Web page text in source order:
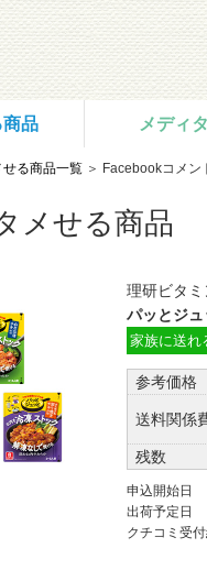
品 メディ
せる商品一覧 ＞ Facebookコメン
メせる商品
理研ビタミ
パッとジ
家族に送れ
参考価格
送料関係
残数
申込開始日
出荷予定日
クチコミ受付